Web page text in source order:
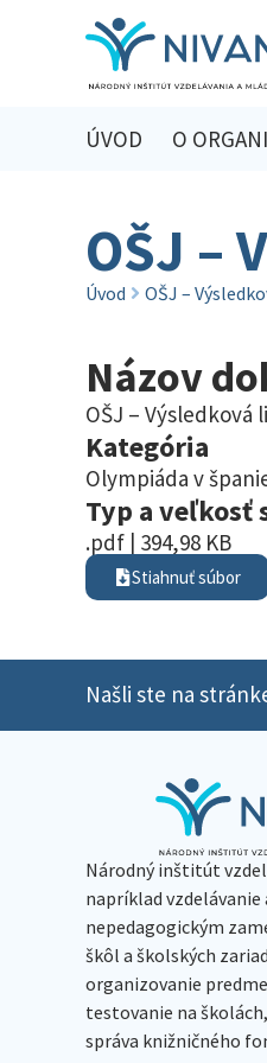
ÚVOD O
OŠJ –
Úvod OŠJ –
Názov
OŠJ – Výsledková
Kategória
Olympiáda v
Typ a veľkosť
.pdf | 394,98 KB
Stiahnuť súbor
Našli ste na
Národný inštitút
napríklad
nepedagogickým
škôl a školských
organizovanie
testovanie na
správa knižničného